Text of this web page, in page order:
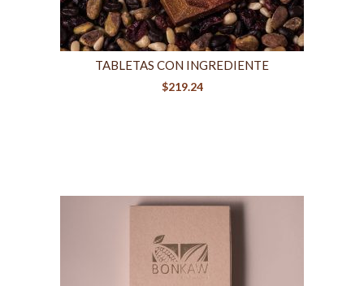
TABLETAS CON INGREDIENTE
$219.24